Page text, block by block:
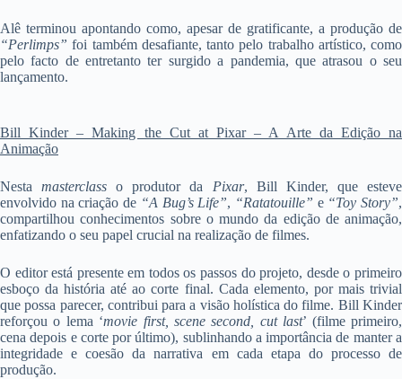
Alê terminou apontando como, apesar de gratificante, a produção de
“Perlimps” foi também desafiante, tanto pelo trabalho artístico, como
pelo facto de entretanto ter surgido a pandemia, que atrasou o seu
lançamento.
Bill Kinder – Making the Cut at Pixar – A Arte da Edição na
Animação
Nestamasterclass o produtor da Pixar, Bill Kinder, que esteve
envolvido na criação de “A Bug’s Life”, “Ratatouille” e “Toy Story”,
compartilhou conhecimentos sobre o mundo da edição de animação,
enfatizando o seu papel crucial na realização de filmes.
O editor está presente em todos os passos do projeto, desde o primeiro
esboço da história até ao corte final. Cada elemento, por mais trivial
que possa parecer, contribui para a visão holística do filme. Bill Kinder
reforçou o lema ‘movie first, scene second, cut last’ (filme primeiro,
cena depois e corte por último), sublinhando a importância de manter a
integridade e coesão da narrativa em cada etapa do processo de
produção.